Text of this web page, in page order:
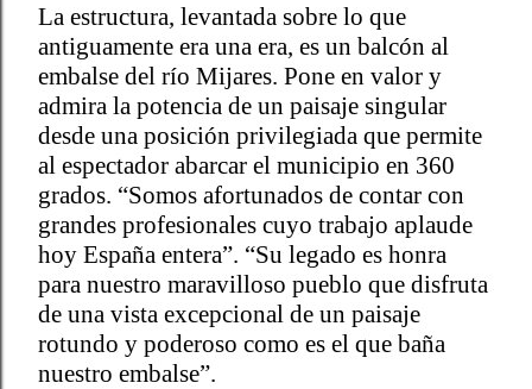
La estructura, levantada sobre lo que
antiguamente era una era, es un balcón al
embalse del río Mijares. Pone en valor y
admira la potencia de un paisaje singular
desde una posición privilegiada que permite
al espectador abarcar el municipio en 360
grados. “Somos afortunados de contar con
grandes profesionales cuyo trabajo aplaude
hoy España entera”. “Su legado es honra
para nuestro maravilloso pueblo que disfruta
de una vista excepcional de un paisaje
rotundo y poderoso como es el que baña
nuestro embalse”.